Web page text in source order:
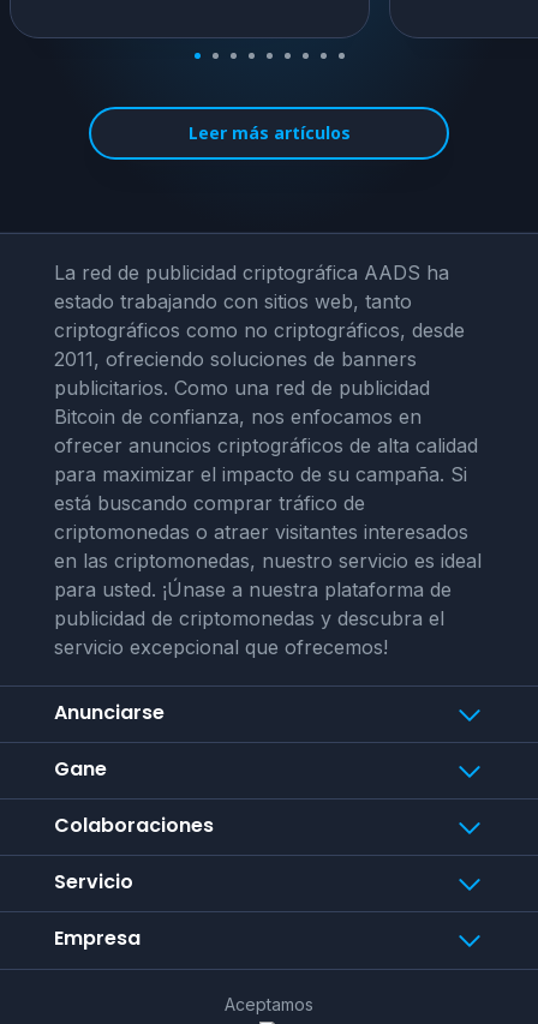
Leer más artículos
La red de publicidad criptográfica AADS ha
estado trabajando con sitios web, tanto
criptográficos como no criptográficos, desde
2011, ofreciendo soluciones de banners
publicitarios. Como una red de publicidad
Bitcoin de confianza, nos enfocamos en
ofrecer anuncios criptográficos de alta calidad
para maximizar el impacto de su campaña. Si
está buscando comprar tráfico de
criptomonedas o atraer visitantes interesados
en las criptomonedas, nuestro servicio es ideal
para usted. ¡Únase a nuestra plataforma de
publicidad de criptomonedas y descubra el
servicio excepcional que ofrecemos!
Anunciarse
Gane
Colaboraciones
Servicio
Empresa
Aceptamos